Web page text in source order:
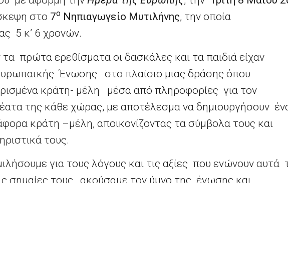
στο 7ο Νηπιαγωγείο Μυτιλήνης, την οποία
5 κ’ 6 χρονών.
πρώτα ερεθίσματα οι δασκάλες και τα παιδιά είχαν
Ένωσης στο πλαίσιο μιας δράσης όπου
κράτη- μέλη μέσα από πληροφορίες για τον
της κάθε χώρας, με αποτέλεσμα να δημιουργήσουν
κράτη –μέλη, αποικονίζοντας τα σύμβολα τους και
τους.
για τους λόγους και τις αξίες που ενώνουν αυτά
σημαίες τους, ακούσαμε τον ύμνο της ένωσης και